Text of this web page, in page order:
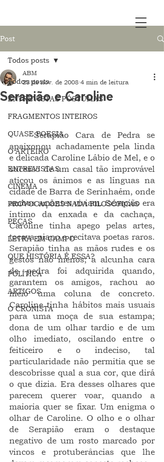
Post
Todos posts
ENTREVISTAS PÓSTUMAS
FRAGMENTOS INTEIROS
QUASE POESIA
O ARTEIRO
ENTREVISTAS
CINEMA
PROVOCAÇÕES NADA FILOSÓFICAS
PEÇAS
LETRA EM CAMPO
QUE HISTÓRIA É ESSA?
POLÍTICA
ARTIGOS
O CRONISTA
Todos posts
Serapião e Caroline
ABM
23 de nov. de 2008 4 min de leitura
	Serapião Cara de Pedra se
apaixonou achadamente pela linda
e delicada Caroline Lábio de Mel, e o
sucesso de um casal tão improvável
atiçou os ânimos e as línguas na
cidade de Barra de Serinhaém, onde
ambos amantes viviam. Serapião era
íntimo da enxada e da cachaça,
Caroline tinha apego pelas artes,
tocava piano e recitava poetas raros.
Serapião tinha as mãos rudes e os
gestos não menos; a alcunha cara
de pedra foi adquirida quando,
garantem os amigos, rachou ao
meio uma coluna de concreto.
Caroline tinha hábitos mais usuais
para uma moça de sua estampa;
dona de um olhar tardio e de um
olho imediato, oscilando entre o
feiticeiro e o indeciso, tal
particularidade não permitia que se
descobrisse qual a sua cor, que dirá
o que dizia. Era desses olhares que
parecem querer voar, quando a
maioria quer se fixar. Um enigma o
olhar de Caroline. O olho e o olhar
de Serapião eram o destaque
negativo de um rosto marcado por
vincos e protuberâncias que lhe